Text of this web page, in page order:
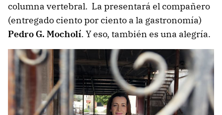
columna vertebral. La presentará el compañero
(entregado ciento por ciento a la gastronomía)
Pedro G. Mocholí. Y eso, también es una alegría.